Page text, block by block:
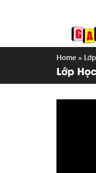
Home »
Lớp